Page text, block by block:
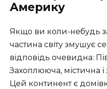
Америку
Якщо ви коли-небудь
частина світу змушує
відповідь очевидна:
Захоплююча, містична
Цей континент є